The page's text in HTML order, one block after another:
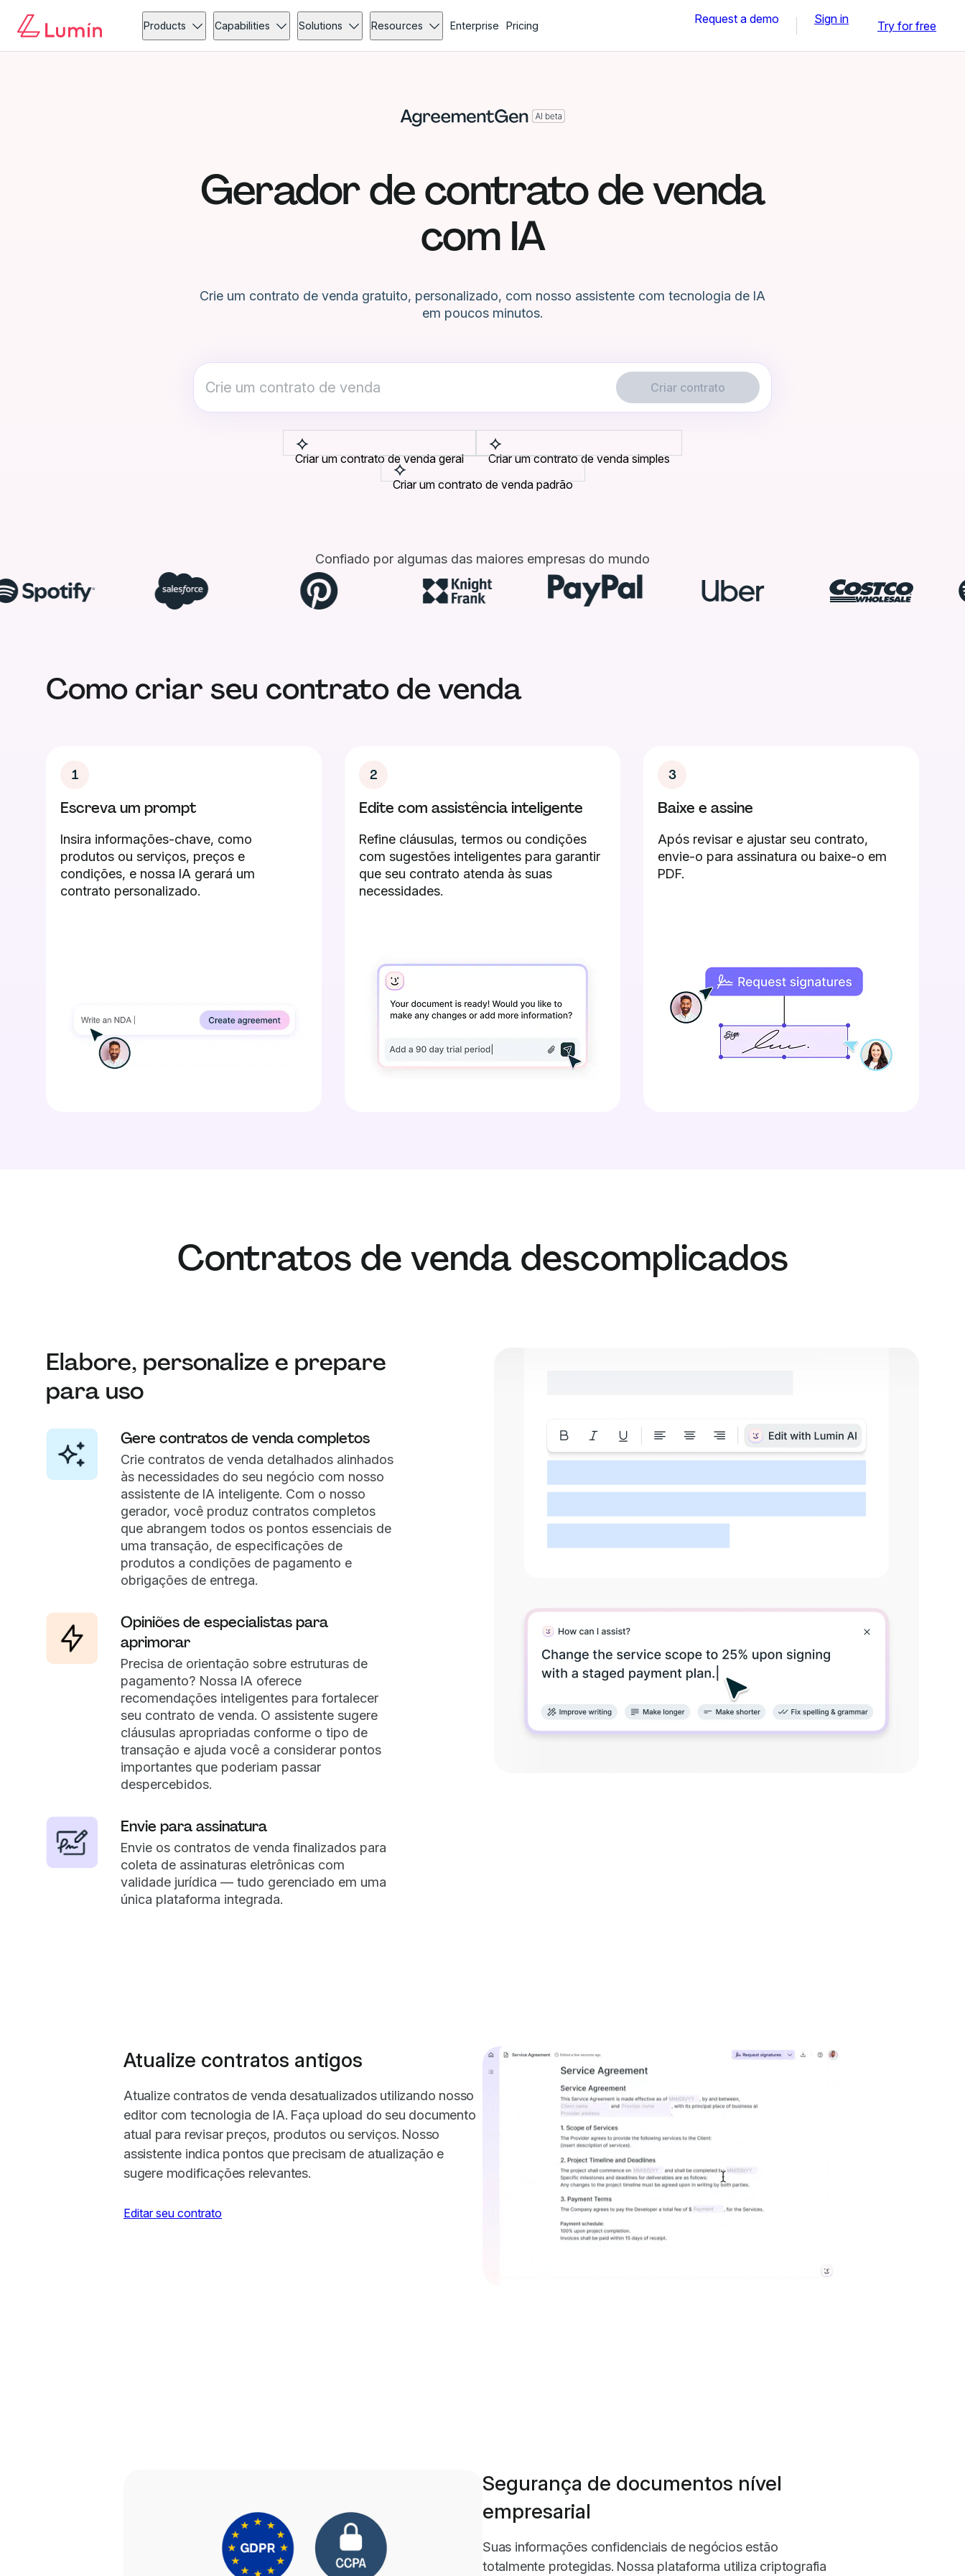
Products Capabilities Solutions Resources Enterprise Pricing Request a demo Sign in Try for free
Gerador de contrato de venda
com IA
Crie um contrato de venda gratuito, personalizado, com nosso assistente com tecnologia de IA
em poucos minutos.
Criar contrato
Criar um contrato de venda geral
Criar um contrato de venda simples
Criar um contrato de venda padrão
Confiado por algumas das maiores empresas do mundo
Como criar seu contrato de venda
1
Escreva um prompt
Insira informações-chave, como
produtos ou serviços, preços e
condições, e nossa IA gerará um
contrato personalizado.
2
Edite com assistência inteligente
Refine cláusulas, termos ou condições
com sugestões inteligentes para garantir
que seu contrato atenda às suas
necessidades.
3
Baixe e assine
Após revisar e ajustar seu contrato,
envie-o para assinatura ou baixe-o em
PDF.
Contratos de venda descomplicados
Elabore, personalize e prepare
para uso
Gere contratos de venda completos
Crie contratos de venda detalhados alinhados
às necessidades do seu negócio com nosso
assistente de IA inteligente. Com o nosso
gerador, você produz contratos completos
que abrangem todos os pontos essenciais de
uma transação, de especificações de
produtos a condições de pagamento e
obrigações de entrega.
Opiniões de especialistas para
aprimorar
Precisa de orientação sobre estruturas de
pagamento? Nossa IA oferece
recomendações inteligentes para fortalecer
seu contrato de venda. O assistente sugere
cláusulas apropriadas conforme o tipo de
transação e ajuda você a considerar pontos
importantes que poderiam passar
despercebidos.
Envie para assinatura
Envie os contratos de venda finalizados para
coleta de assinaturas eletrônicas com
validade jurídica — tudo gerenciado em uma
única plataforma integrada.
Atualize contratos antigos
Atualize contratos de venda desatualizados utilizando nosso
editor com tecnologia de IA. Faça upload do seu documento
atual para revisar preços, produtos ou serviços. Nosso
assistente indica pontos que precisam de atualização e
sugere modificações relevantes.
Editar seu contrato
Segurança de documentos nível
empresarial
Suas informações confidenciais de negócios estão
totalmente protegidas. Nossa plataforma utiliza criptografia